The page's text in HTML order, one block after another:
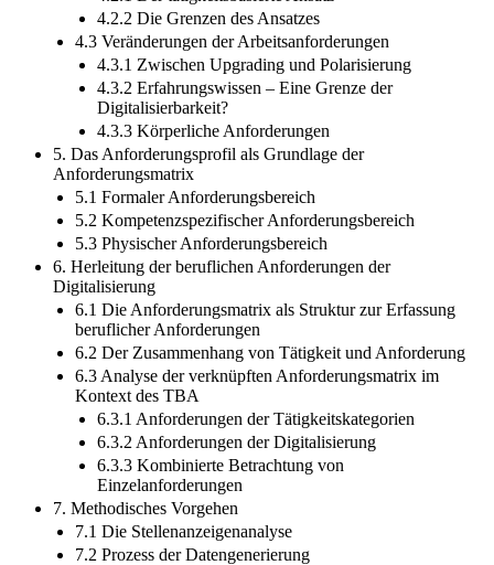
4.2.2 Die Grenzen des Ansatzes
4.3 Veränderungen der Arbeitsanforderungen
4.3.1 Zwischen Upgrading und Polarisierung
4.3.2 Erfahrungswissen – Eine Grenze der
Digitalisierbarkeit?
4.3.3 Körperliche Anforderungen
5. Das Anforderungsprofil als Grundlage der
Anforderungsmatrix
5.1 Formaler Anforderungsbereich
5.2 Kompetenzspezifischer Anforderungsbereich
5.3 Physischer Anforderungsbereich
6. Herleitung der beruflichen Anforderungen der
Digitalisierung
6.1 Die Anforderungsmatrix als Struktur zur Erfassung
beruflicher Anforderungen
6.2 Der Zusammenhang von Tätigkeit und Anforderung
6.3 Analyse der verknüpften Anforderungsmatrix im
Kontext des TBA
6.3.1 Anforderungen der Tätigkeitskategorien
6.3.2 Anforderungen der Digitalisierung
6.3.3 Kombinierte Betrachtung von
Einzelanforderungen
7. Methodisches Vorgehen
7.1 Die Stellenanzeigenanalyse
7.2 Prozess der Datengenerierung